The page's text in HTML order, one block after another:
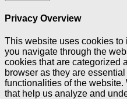
Privacy Overview
This website uses cookies
you navigate through the
cookies that are categorized
browser as they are
functionalities of the
that help us analyze and